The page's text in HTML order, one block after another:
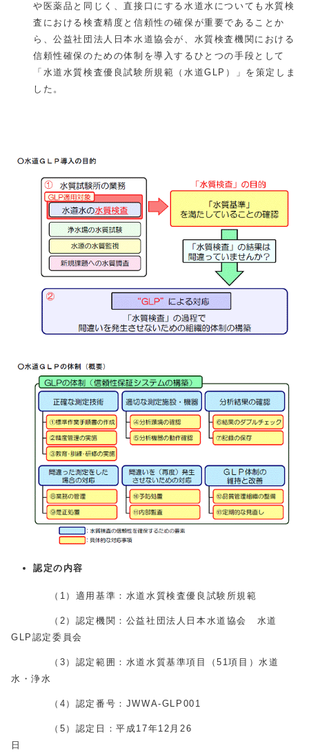
や医薬品と同じく、直接口にする水道水についても水質検
査における検査精度と信頼性の確保が重要であることか
ら、公益社団法人日本水道協会が、水質検査機関における
信頼性確保のための体制を導入するひとつの手段として
「水道水質検査優良試験所規範（水道GLP）」を策定しま
した。
認定の内容
（1）適用基準：水道水質検査優良試験所規範
（2）認定機関：公益社団法人日本水道協会 水道
GLP認定委員会
（3）認定範囲：水道水質基準項目（51項目）水道
水・浄水
（4）認定番号：JWWA-GLP001
（5）認定日：平成17年12月26